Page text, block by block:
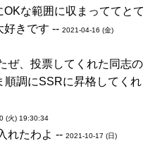
な範囲に収まっててとて
好きです -- 2021-04-16 (金)
ぜ、投票してくれた同志の
調にSSRに昇格してくれ
(火) 19:30:34
れたわよ -- 2021-10-17 (日)